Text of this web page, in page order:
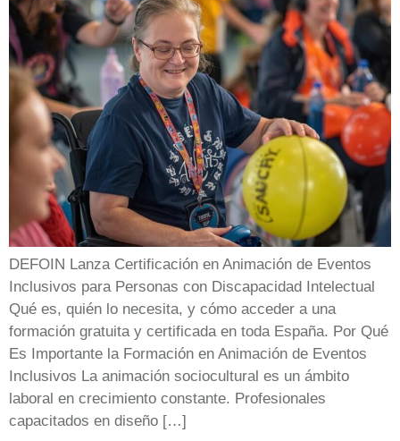
DEFOIN Lanza Certificación en Animación de Eventos
Inclusivos para Personas con Discapacidad Intelectual
Qué es, quién lo necesita, y cómo acceder a una
formación gratuita y certificada en toda España. Por Qué
Es Importante la Formación en Animación de Eventos
Inclusivos La animación sociocultural es un ámbito
laboral en crecimiento constante. Profesionales
capacitados en diseño […]